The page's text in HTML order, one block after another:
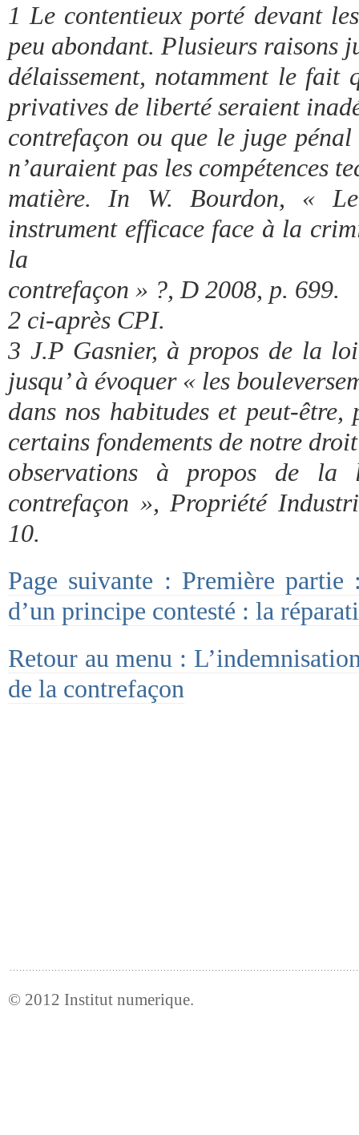
1 Le contentieux porté devant
peu abondant. Plusieurs raisons
délaissement, notamment le fait
privatives de liberté seraient
contrefaçon ou que le juge
n’auraient pas les compétences
matière. In W. Bourdon, «
instrument efficace face à la
la
contrefaçon » ?, D 2008, p. 699.
2 ci-après CPI.
3 J.P Gasnier, à propos de la
jusqu’ à évoquer « les
dans nos habitudes et peut-être,
certains fondements de notre
observations à propos de
contrefaçon », Propriété
10.
Page suivante : Première partie
d’un principe contesté : la
Retour au menu :
de la contrefaçon
© 2012 Institut numerique.